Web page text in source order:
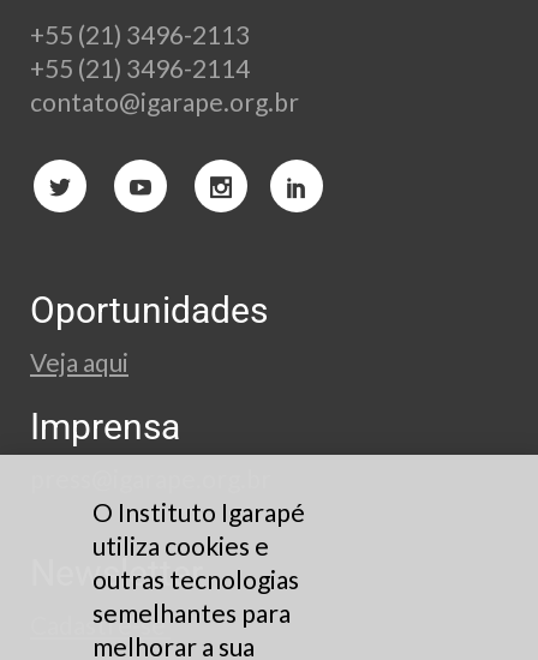
+55 (21) 3496-2113
+55 (21) 3496-2114
contato@igarape.org.br
Oportunidades
Veja aqui
Imprensa
Newsletter
Cadastre-se
O Instituto Igarapé
utiliza cookies e
outras tecnologias
semelhantes para
melhorar a sua